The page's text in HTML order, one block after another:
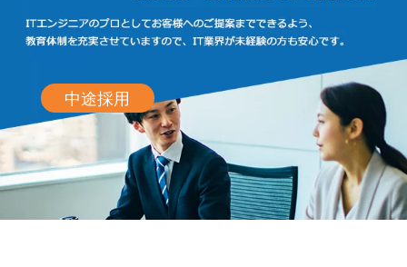
中途採用